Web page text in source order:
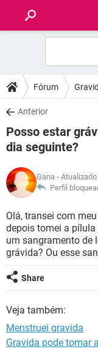
FÓRUM
SAÚDE
FAMÍLIA
NUTRIÇÃO
SEXUALIDADE
Fórum
Anterior
Posso estar
dia seguinte?
Gana -
Perfil
Olá, transei com
depois tomei a
um sangramento de
grávida? Ou esse
Share
Veja também:
Menstruei gravida
Gravida pode tomar